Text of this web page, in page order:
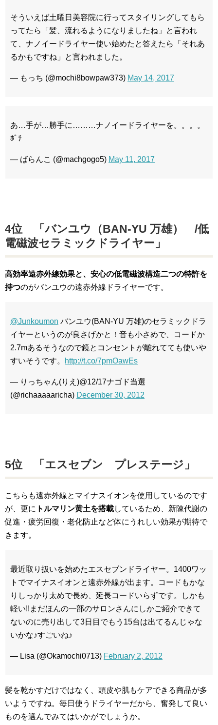
そういえば土曜日美容院に行ってスタイリングしてもら
ってたら「髪、流れるようになりましたね」と言われ
て、ナノイードライヤー使い始めたと答えたら「それあ
るかもですね」と言われました。
— もっち (@mochi8bowpaw373) May 14, 2017
あ…手が…勝手に………ナノイードライヤーを。。。。
ﾎﾟﾁ
— ばらんこ (@machgogo5) May 11, 2017
4位 「バンユウ（BAN-YU 万雄） /低
電磁波セラミックドライヤー」
高効率遠赤外線効果と、安心の低電磁波構造二つの特許を
持つのがバンユウの遠赤外線ドライヤーです。
@Junkoumon バンユウ(BAN-YU 万雄)のセラミックドラ
イヤーというのが良さげかと！音も小さめで、コードか
2.7mあるそうなので鏡とコンセントが離れてても使いや
すいそうです。
http://t.co/7pmOawEs
— りっちゃん(りえ)@12/17ナゴド当選
(@richaaaaaricha) December 30, 2012
5位 「エスセブン プレステージ」
こちらも遠赤外線とマイナスイオンを使用しているのです
が、更に トルマリン黄土を搭載しているため、新陳代謝の
促進・疲労回復・老化防止など体にうれしい効果が期待で
きます。
最近取り扱いを始めたエスセブンドライヤー。1400ワッ
トでマイナスイオンと遠赤外線が出ます。コードもかな
りしっかり太めで長め、延長コードいらずです。しかも
軽い!!まだほんの一部のサロンさんにしかご紹介できて
ないのに売り出して3日目でもう15台は出てるんじゃな
いかな♪すごいね♪
— Lisa (@Okamochi0713) February 2, 2012
髪を乾かすだけではなく、頭皮や肌もケアできる商品が多
いようですね。毎日使うドライヤーだから、奮発して良い
ものを選んでみてはいかがでしょうか。